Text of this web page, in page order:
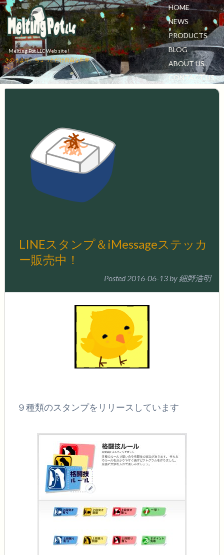
HOME
NEWS
PRODUCTS
BLOG
ABOUT US
CONTACT US
Melting Pot LLC Web site !
きのうより、ちょっとだけ自由な世界
へ！
LINEスタンプ＆iMessageステッカ
ー販売中！
Posted 2016-06-13 by 細野浩明
９種類のスタンプをリリースしています